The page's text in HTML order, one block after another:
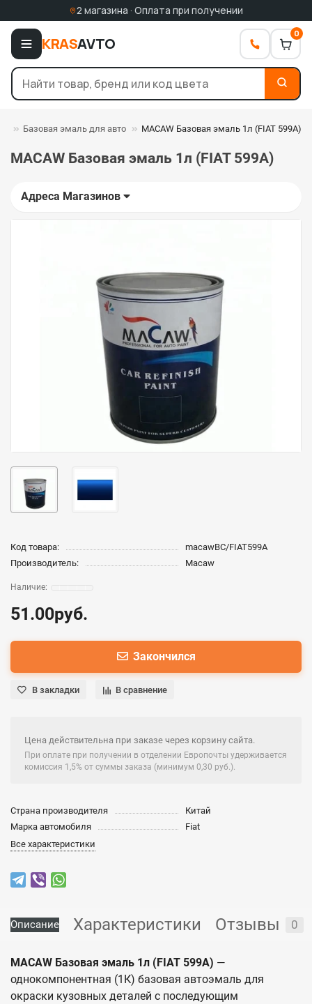
2 магазина · Оплата при получении
KRASAVTO
0
Базовая эмаль для авто MACAW Базовая эмаль 1л (FIAT 599A)
MACAW Базовая эмаль 1л (FIAT 599A)
Адреса Магазинов
Код товара:
macawBC/FIAT599A
Производитель:
Macaw
51.00руб.
Закончился
В закладки В сравнение
Цена действительна при заказе через корзину сайта.
При оплате при получении в отделении Европочты удерживается
комиссия 1,5% от суммы заказа (минимум 0,30 руб.).
Страна производителя
Китай
Марка автомобиля
Fiat
Все характеристики
Описание Характеристики Отзывы 0
MACAW Базовая эмаль 1л (FIAT 599A) —
однокомпонентная (1К) базовая автоэмаль для
окраски кузовных деталей с последующим